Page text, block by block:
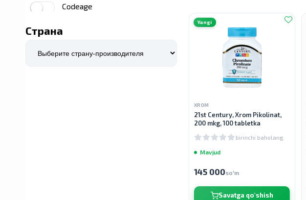
Erkaklar uchun multivitaminlar 50+
Codeage
Страна
Yangi
XROM
21st Century, Xrom Pikolinat,
200 mkg, 100 tabletka
birinchi baholang
Mavjud
145 000so'm
Savatga qo'shish